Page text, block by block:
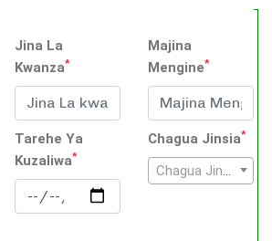
Jina La
Kwanza*
Majina
Mengine*
Tarehe Ya
Kuzaliwa*
Chagua Jinsia*
Chagua Jinsia